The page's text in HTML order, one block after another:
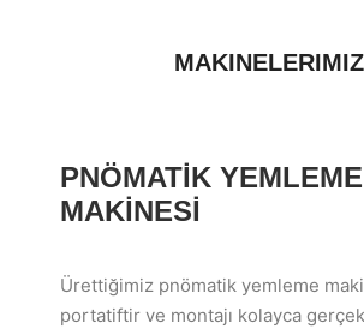
MAKINELERIMIZ
PNÖMATİK YEMLEME
MAKİNESİ
Ürettiğimiz pnömatik yemleme
portatiftir ve montajı kolayca